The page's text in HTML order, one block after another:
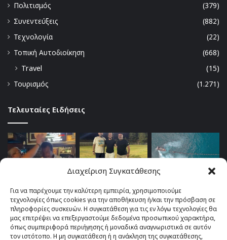
Διαχείριση Συγκατάθεσης
Για να παρέχουμε την καλύτερη εμπειρία, χρησιμοποιούμε
τεχνολογίες όπως cookies για την αποθήκευση ή/και την πρόσβαση σε
πληροφορίες συσκευών. Η συγκατάθεση για τις εν λόγω τεχνολογίες θα
μας επιτρέψει να επεξεργαστούμε δεδομένα προσωπικού χαρακτήρα,
όπως συμπεριφορά περιήγησης ή μοναδικά αναγνωριστικά σε αυτόν
τον ιστότοπο. Η μη συγκατάθεση ή η ανάκληση της συγκατάθεσης,
Πολιτισμός
(379)
Συνεντεύξεις
(882)
Τεχνολογία
(22)
Τοπική Αυτοδιοίκηση
(668)
Travel
(15)
Τουρισμός
(1.271)
Τελευταίες Ειδήσεις